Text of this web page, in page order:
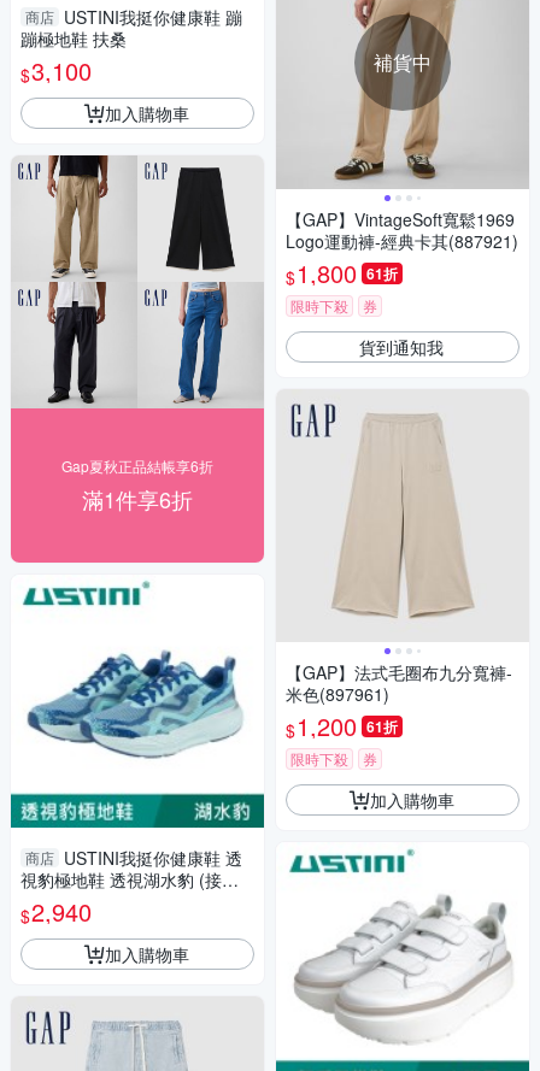
商店 USTINI我挺你健康鞋 蹦
蹦極地鞋 扶桑
$3,100
加入購物車
Gap夏秋正品結帳享6折
滿1件享6折
商店 USTINI我挺你健康鞋 透
視豹極地鞋 透視湖水豹 (接地
氣鞋)
$2,940
加入購物車
補貨中
【GAP】VintageSoft寬鬆1969
Logo運動褲-經典卡其(887921)
$1,800 61折
限時下殺 券
貨到通知我
【GAP】法式毛圈布九分寬褲-
米色(897961)
$1,200 61折
限時下殺 券
加入購物車